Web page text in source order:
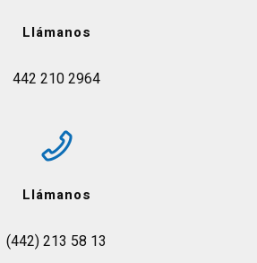
Llámanos
442 210 2964
Llámanos
(442) 213 58 13